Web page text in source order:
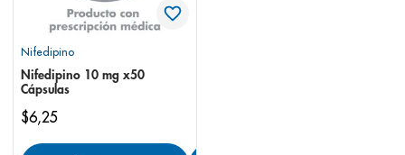
Nifedipino
Nifedipino 10 mg x50
Cápsulas
$6,25